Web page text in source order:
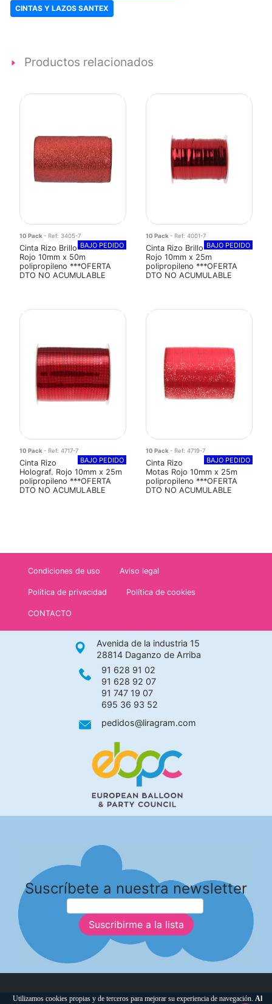
CINTAS Y LAZOS SANTEX
Productos relacionados
10 Pack - Ref: 3405-7
BAJO PEDIDO
Cinta Rizo Brillo
Rojo 10mm x 50m
polipropileno ***OFERTA
DTO NO ACUMULABLE
10 Pack - Ref: 4001-7
BAJO PEDIDO
Cinta Rizo Brillo
Rojo 10mm x 25m
polipropileno ***OFERTA
DTO NO ACUMULABLE
10 Pack- Ref: 4717-7
BAJO PEDIDO
Cinta Rizo
Holograf. Rojo 10mm x 25m
polipropileno ***OFERTA
DTO NO ACUMULABLE
10 Pack- Ref: 4719-7
BAJO PEDIDO
Cinta Rizo
Motas Rojo 10mm x 25m
polipropileno ***OFERTA
DTO NO ACUMULABLE
Condiciones de uso Aviso legal
Política de privacidad Política de cookies
CONTACTO
Avenida de la industria 15
28814 Daganzo de Arriba
91 628 91 02
91 628 92 07
91 747 19 07
695 36 93 52
pedidos@liragram.com
Suscríbete a nuestra newsletter
Suscribirme a la lista
Utilizamos cookies propias y de terceros para mejorar su experiencia de navegación. Al